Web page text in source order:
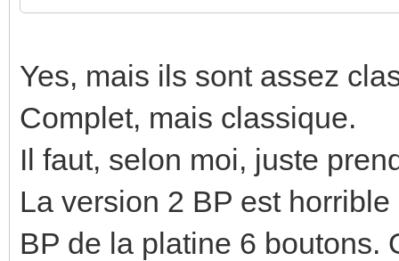
Yes, mais ils sont assez
Complet, mais classique.
Il faut, selon moi, juste
La version 2 BP est
BP de la platine 6 boutons.